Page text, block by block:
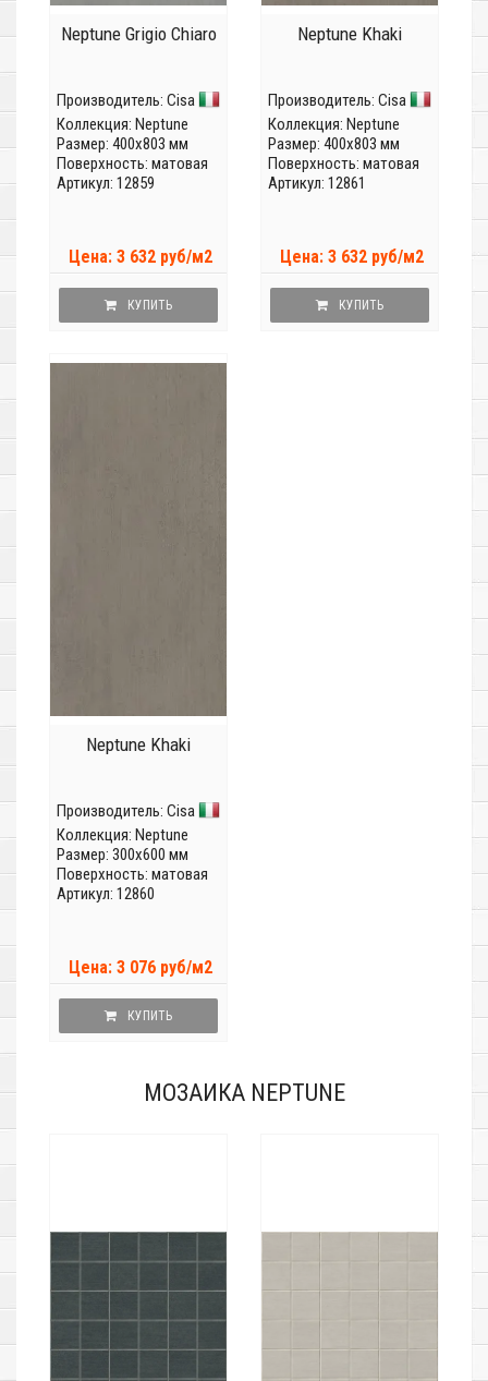
Neptune Grigio Chiaro
Производитель: Cisa
Коллекция: Neptune
Размер: 400x803 мм
Поверхность: матовая
Артикул: 12859
Цена: 3 632 руб/м2
КУПИТЬ
Neptune Khaki
Производитель: Cisa
Коллекция: Neptune
Размер: 400x803 мм
Поверхность: матовая
Артикул: 12861
Цена: 3 632 руб/м2
КУПИТЬ
Neptune Khaki
Производитель: Cisa
Коллекция: Neptune
Размер: 300x600 мм
Поверхность: матовая
Артикул: 12860
Цена: 3 076 руб/м2
КУПИТЬ
МОЗАИКА NEPTUNE